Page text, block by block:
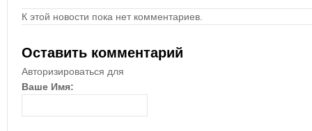
К этой новости пока нет комментариев.
Оставить комментарий
Авторизироваться для
Ваше Имя: